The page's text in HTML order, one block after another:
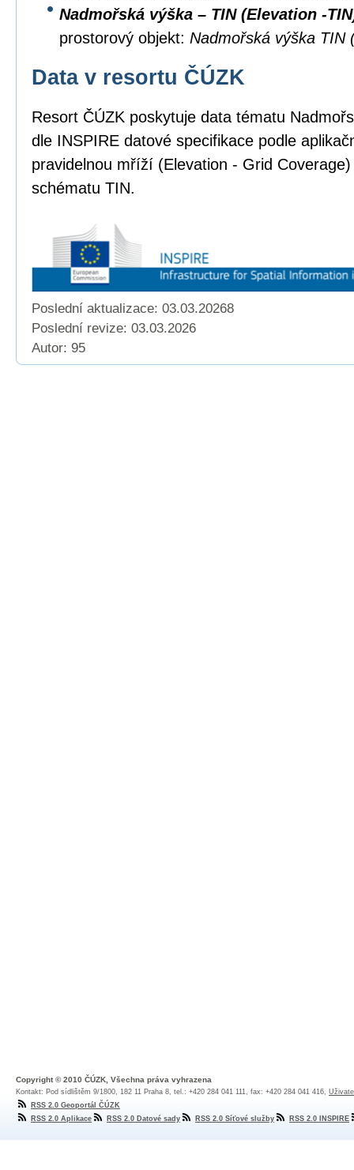
Nadmořská výška – TIN (Elevation -
prostorový objekt: Nadmořská výška TIN
Data v resortu ČÚZK
Resort ČÚZK poskytuje data tématu
dle INSPIRE datové specifikace podle
pravidelnou mříží (Elevation - Grid
schématu TIN.
Poslední aktualizace: 03.03.20268
Poslední revize: 03.03.2026
Autor: 95
Copyright © 2010 ČÚZK, Všechna práva vyhrazena
Kontakt: Pod sídlištěm 9/1800, 182 11 Praha 8, tel.: +420 284 041 111, fax: +420 284 041 416,
RSS 2.0 Geoportál ČÚZK
RSS 2.0 Aplikace
RSS 2.0 Datové sady RSS 2.0 Síťové služby RSS 2.0 INSPIRE